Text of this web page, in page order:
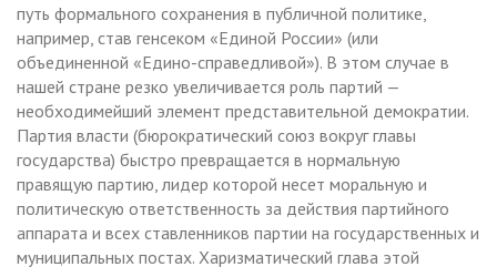
путь формального сохранения в публичной политике,
например, став генсеком «Единой России» (или
объединенной «Едино-справедливой»). В этом случае в
нашей стране резко увеличивается роль партий —
необходимейший элемент представительной демократии.
Партия власти (бюрократический союз вокруг главы
государства) быстро превращается в нормальную
правящую партию, лидер которой несет моральную и
политическую ответственность за действия партийного
аппарата и всех ставленников партии на государственных и
муниципальных постах. Харизматический глава этой